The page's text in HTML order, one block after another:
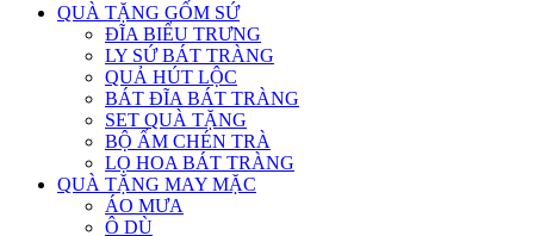
QUÀ TẶNG GỐM SỨ
ĐĨA BIỂU TRƯNG
LY SỨ BÁT TRÀNG
QUẢ HÚT LỘC
BÁT ĐĨA BÁT TRÀNG
SET QUÀ TẶNG
BỘ ẤM CHÉN TRÀ
LỌ HOA BÁT TRÀNG
QUÀ TẶNG MAY MẶC
ÁO MƯA
Ô DÙ